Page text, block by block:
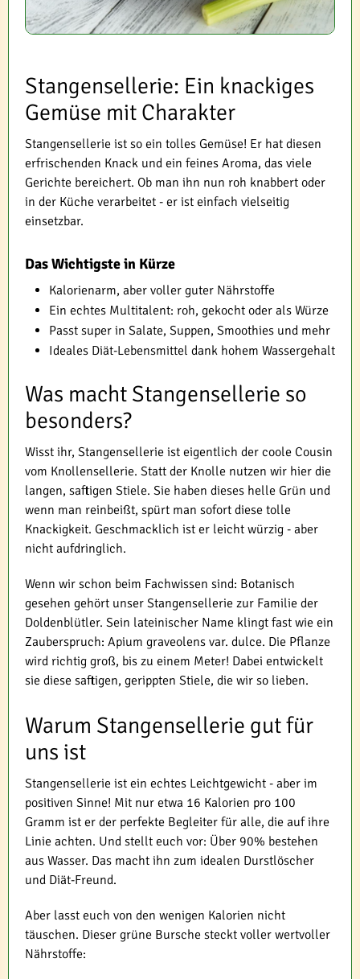
Stangensellerie: Ein knackiges
Gemüse mit Charakter
Stangensellerie ist so ein tolles Gemüse! Er hat diesen
erfrischenden Knack und ein feines Aroma, das viele
Gerichte bereichert. Ob man ihn nun roh knabbert oder
in der Küche verarbeitet - er ist einfach vielseitig
einsetzbar.
Das Wichtigste in Kürze
Kalorienarm, aber voller guter Nährstoffe
Ein echtes Multitalent: roh, gekocht oder als Würze
Passt super in Salate, Suppen, Smoothies und mehr
Ideales Diät-Lebensmittel dank hohem Wassergehalt
Was macht Stangensellerie so
besonders?
Wisst ihr, Stangensellerie ist eigentlich der coole Cousin
vom Knollensellerie. Statt der Knolle nutzen wir hier die
langen, saftigen Stiele. Sie haben dieses helle Grün und
wenn man reinbeißt, spürt man sofort diese tolle
Knackigkeit. Geschmacklich ist er leicht würzig - aber
nicht aufdringlich.
Wenn wir schon beim Fachwissen sind: Botanisch
gesehen gehört unser Stangensellerie zur Familie der
Doldenblütler. Sein lateinischer Name klingt fast wie ein
Zauberspruch: Apium graveolens var. dulce. Die Pflanze
wird richtig groß, bis zu einem Meter! Dabei entwickelt
sie diese saftigen, gerippten Stiele, die wir so lieben.
Warum Stangensellerie gut für
uns ist
Stangensellerie ist ein echtes Leichtgewicht - aber im
positiven Sinne! Mit nur etwa 16 Kalorien pro 100
Gramm ist er der perfekte Begleiter für alle, die auf ihre
Linie achten. Und stellt euch vor: Über 90% bestehen
aus Wasser. Das macht ihn zum idealen Durstlöscher
und Diät-Freund.
Aber lasst euch von den wenigen Kalorien nicht
täuschen. Dieser grüne Bursche steckt voller wertvoller
Nährstoffe: